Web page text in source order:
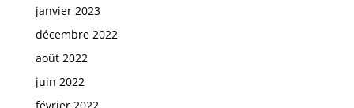
janvier 2023
décembre 2022
août 2022
juin 2022
février 2022